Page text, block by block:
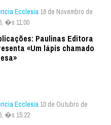
Ecclesia 16 de Novembro de
�s 11:00
Paulinas Editora
«Um lápis chamado
Ecclesia 10 de Outubro de
�s 15:22